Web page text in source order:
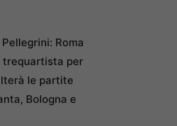
Roma
trequartista per
le partite
Bologna e